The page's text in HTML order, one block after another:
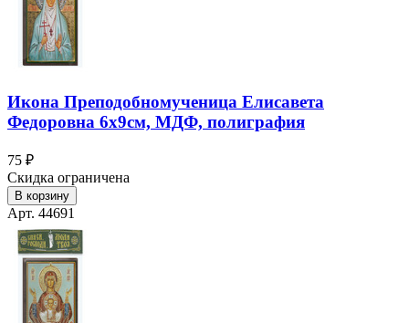
Икона Преподобномученица Елисавета
Федоровна 6х9см, МДФ, полиграфия
75 ₽
Скидка ограничена
В корзину
Арт. 44691